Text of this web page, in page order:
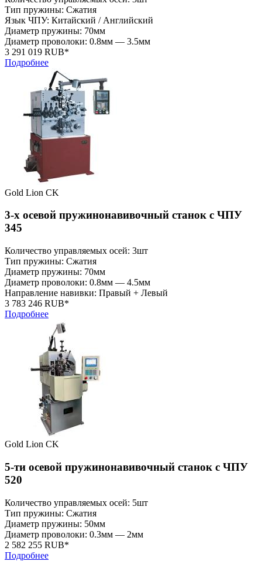
Тип пружины: Сжатия
Язык ЧПУ: Китайский / Английский
Диаметр пружины: 70мм
Диаметр проволоки: 0.8мм — 3.5мм
3 291 019 RUB*
Подробнее
Gold Lion CK
3-х осевой пружинонавивочный станок с ЧПУ
345
Количество управляемых осей: 3шт
Тип пружины: Сжатия
Диаметр пружины: 70мм
Диаметр проволоки: 0.8мм — 4.5мм
Направление навивки: Правый + Левый
3 783 246 RUB*
Подробнее
Gold Lion CK
5-ти осевой пружинонавивочный станок с ЧПУ
520
Количество управляемых осей: 5шт
Тип пружины: Сжатия
Диаметр пружины: 50мм
Диаметр проволоки: 0.3мм — 2мм
2 582 255 RUB*
Подробнее